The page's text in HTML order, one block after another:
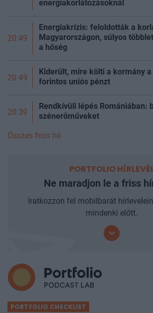
energiakorlátozásoknál
20:49
Energiakrízis: feloldották a
Magyarországon, súlyos
a hőség
20:49
Kiderült, mire költi a kormány
forintos uniós pénzt
20:39
Rendkívüli lépés Romániában:
szénerőműveket
Összes friss hír
PORTFOLIO
Ne maradjon le a friss
Iratkozzon fel mobilbarát
mindenki előtt.
PORTFOLIO CHECKLIST